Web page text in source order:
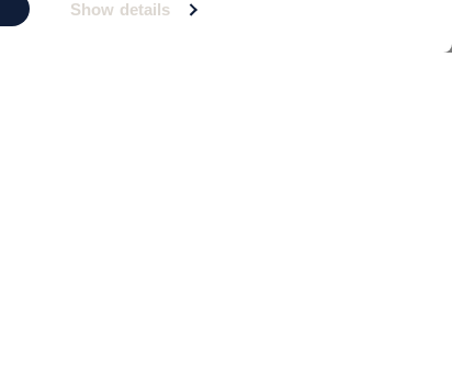
Show details